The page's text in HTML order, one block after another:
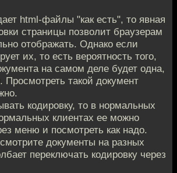
html-файлы "как есть", то явная
страницы позволит браузерам
отображать. Однако если
их, то есть вероятность того,
на самом деле будет одна,
Просмотреть такой документ
кодировку, то в нормальных
клиентах ее можно
меню и посмотреть как надо.
документы на разных
переключать кодировку через